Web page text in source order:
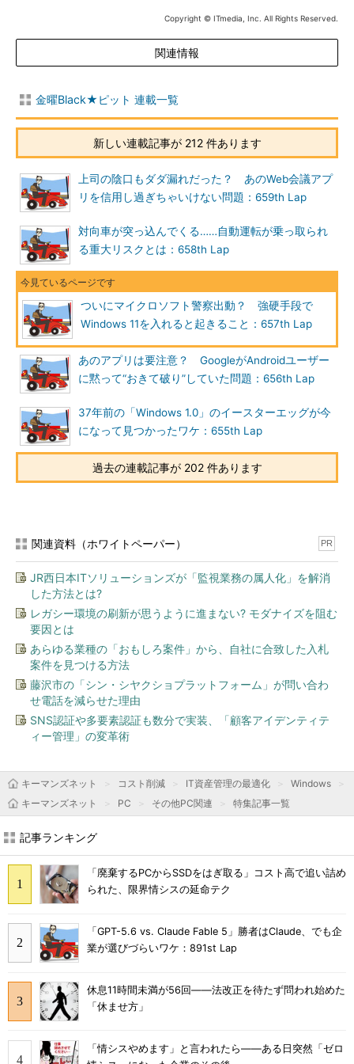
Copyright © ITmedia, Inc. All Rights Reserved.
関連情報
金曜Black★ピット 連載一覧
新しい連載記事が 212 件あります
上司の陰口もダダ漏れだった？ あのWeb会議アプ
リを信用し過ぎちゃいけない問題：659th Lap
対向車が突っ込んでくる……自動運転が乗っ取られ
る重大リスクとは：658th Lap
ついにマイクロソフト警察出動？ 強硬手段で
Windows 11を入れると起きること：657th Lap
あのアプリは要注意？ GoogleがAndroidユーザー
に黙って“おきて破り”していた問題：656th Lap
37年前の「Windows 1.0」のイースターエッグが今
になって見つかったワケ：655th Lap
過去の連載記事が 202 件あります
関連資料（ホワイトペーパー） PR
JR西日本ITソリューションズが「監視業務の属人化」を解消
した方法とは?
レガシー環境の刷新が思うように進まない? モダナイズを阻む
要因とは
あらゆる業種の「おもしろ案件」から、自社に合致した入札
案件を見つける方法
藤沢市の「シン・シヤクショプラットフォーム」が問い合わ
せ電話を減らせた理由
SNS認証や多要素認証も数分で実装、「顧客アイデンティテ
ィー管理」の変革術
キーマンズネット コスト削減 IT資産管理の最適化 Windows
キーマンズネット
PC その他PC関連 特集記事一覧
記事ランキング
「廃棄するPCからSSDをはぎ取る」コスト高で追い詰め
られた、限界情シスの延命テク
「GPT-5.6 vs. Claude Fable 5」勝者はClaude、でも企
業が選びづらいワケ：891st Lap
休息11時間未満が56回――法改正を待たず問われ始めた
「休ませ方」
「情シスやめます」と言われたら――ある日突然「ゼロ